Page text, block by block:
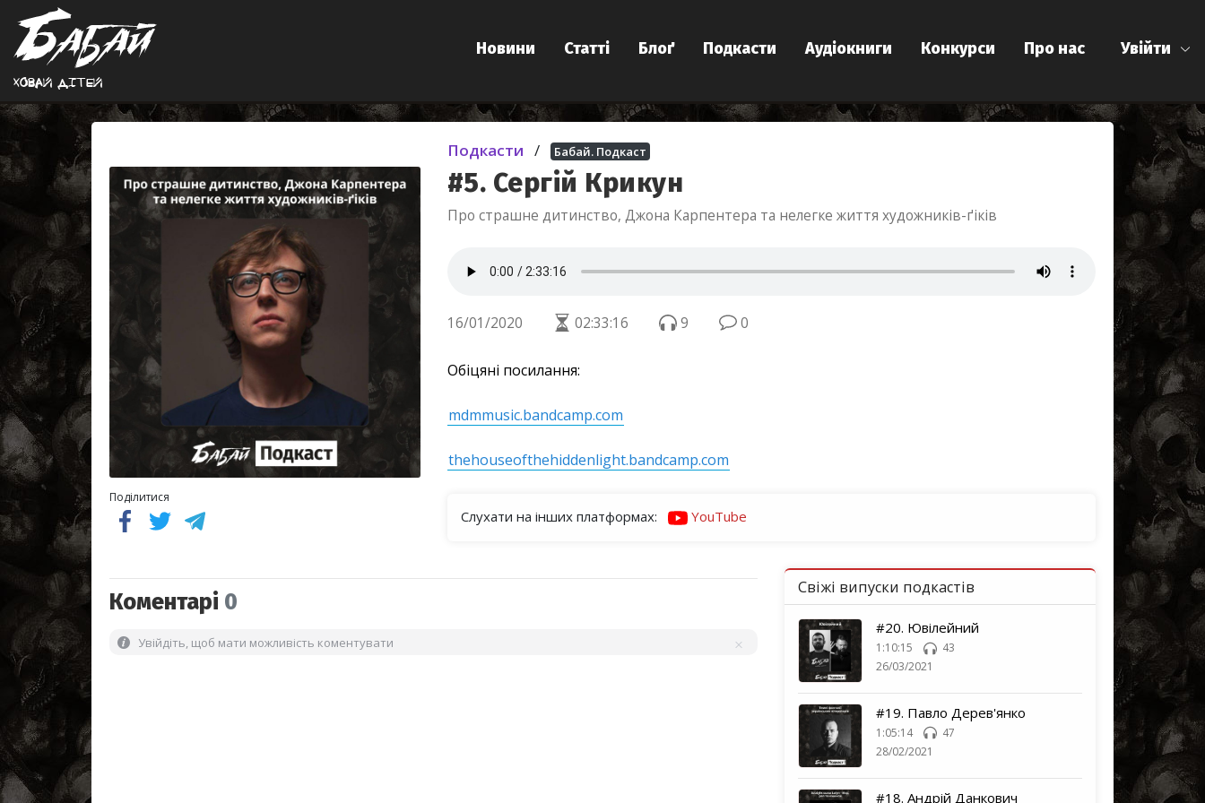
Ховай дiтей
Увійти
Новини Статті Блоґ Подкасти Аудіокниги Конкурси Про нас
Подкасти / Бабай. Подкаст
Поділитися
#5. Сергій Крикун
Про страшне дитинство, Джона Карпентера та нелегке життя художників-ґіків
16/01/2020 02:33:16 9 0
Обіцяні посилання:
mdmmusic.bandcamp.com
thehouseofthehiddenlight.bandcamp.com
Слухати на інших платформах: YouTube
Коментарі 0
Увійдіть, щоб мати можливість коментувати
Свіжі випуски подкастів
#20. Ювілейний
1:10:15
43
26/03/2021
#19. Павло Дерев'янко
1:05:14
47
28/02/2021
#18. Андрій Данкович